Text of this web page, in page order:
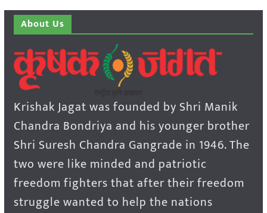
About Us
Krishak Jagat was founded by Shri Manik
Chandra Bondriya and his younger brother
Shri Suresh Chandra Gangrade in 1946. The
two were like minded and patriotic
freedom fighters that after their freedom
struggle wanted to help the nations